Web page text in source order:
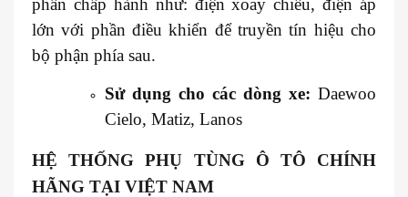
lớn với phần điều khiển để truyền tín hiệu cho
bộ phận phía sau.
Sử dụng cho các dòng xe: Daewoo
Cielo, Matiz, Lanos
HỆ THỐNG PHỤ TÙNG Ô TÔ CHÍNH
HÃNG TẠI VIỆT NAM